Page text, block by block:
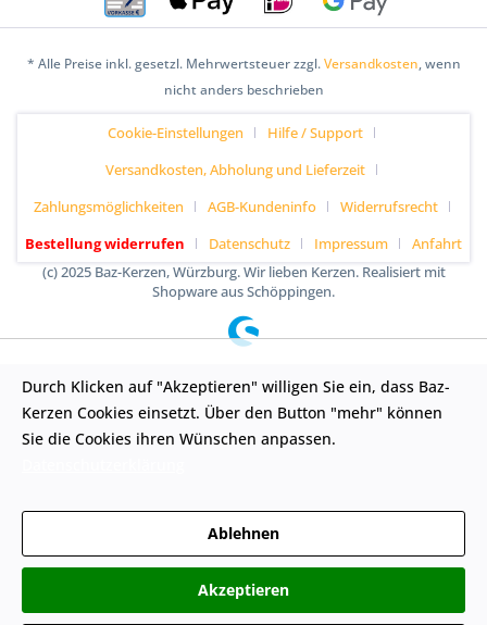
* Alle Preise inkl. gesetzl. Mehrwertsteuer zzgl.Versandkosten, wenn
nicht anders beschrieben
Cookie-Einstellungen
Hilfe / Support
Versandkosten, Abholung und Lieferzeit
Zahlungsmöglichkeiten
AGB-Kundeninfo
Widerrufsrecht
Bestellung widerrufen
Datenschutz Impressum
Anfahrt
(c) 2025 Baz-Kerzen, Würzburg. Wir lieben Kerzen. Realisiert mit
Shopware aus Schöppingen.
Durch Klicken auf "Akzeptieren" willigen Sie ein, dass Baz-
Kerzen Cookies einsetzt. Über den Button "mehr" können
Sie die Cookies ihren Wünschen anpassen.
Ablehnen
Akzeptieren